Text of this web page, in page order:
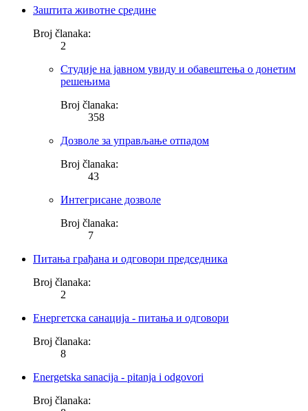
Заштита животне средине
Broj članaka:
2
Студије на јавном увиду и обавештења о донетим
решењима
Broj članaka:
358
Дозволе за управљање отпадом
Broj članaka:
43
Интегрисане дозволе
Broj članaka:
7
Питања грађана и одговори председника
Broj članaka:
2
Енергетска санација - питања и одговори
Broj članaka:
8
Energetska sanacija - pitanja i odgovori
Broj članaka: